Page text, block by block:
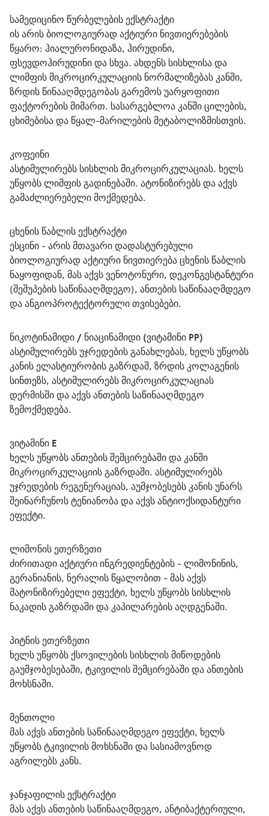
სამედიცინო წურბელების ექსტრაქტი
ის არის ბიოლოგიურად აქტიური ნივთიერებების
წყარო: ჰიალურონიდაზა, ჰირუდინი,
ფსევდოჰირუდინი და სხვა. ახდენს სისხლისა და
ლიმფის მიკროცირკულაციის ნორმალიზებას კანში,
ზრდის წინააღმდეგობას გარემოს უარყოფითი
ფაქტორების მიმართ. სასარგებლოა კანში ცილების,
ცხიმებისა და წყალ-მარილების მეტაბოლიზმისთვის.
კოფეინი
ასტიმულირებს სისხლის მიკროცირკულაციას. ხელს
უწყობს ლიმფის გადინებაში. ატონიზირებს და აქვს
გამაძლიერებელი მოქმედება.
ცხენის წაბლის ექსტრაქტი
ესცინი - არის მთავარი დადასტურებული
ბიოლოგიურად აქტიური ნივთიერება ცხენის წაბლის
ნაყოფიდან, მას აქვს ვენოტონური, დეკონგესტანტური
(შეშუპების საწინააღმდეგო), ანთების საწინააღმდეგო
და ანგიოპროტექტორული თვისებები.
ნიკოტინამიდი / ნიაცინამიდი (ვიტამინი PP)
ასტიმულირებს უჯრედების განახლებას, ხელს უწყობს
კანის ელასტიურობის გაზრდაშ, ზრდის კოლაგენის
სინთეზს, ასტიმულირებს მიკროცირკულაციას
დერმისში და აქვს ანთების საწინააღმდეგო
ზემოქმედება.
ვიტამინი Е
ხელს უწყობს ანთების შემცირებაში და კანში
მიკროცირკულაციის გაზრდაში. ასტიმულირებს
უჯრედების რეგენერაციას, აუმჯობესებს კანის უნარს
შეინარჩუნოს ტენიანობა და აქვს ანტიოქსიდანტური
ეფექტი.
ლიმონის ეთერზეთი
ძირითადი აქტიური ინგრედიენტების - ლიმონინის,
გერანიანის, ნერალის წყალობით - მას აქვს
მატონიზირებელი ეფექტი, ხელს უწყობს სისხლის
ნაკადის გაზრდაში და კაპილარების აღდგენაში.
პიტნის ეთერზეთი
ხელს უწყობს ქსოვილების სისხლის მიწოდების
გაუმჯობესებაში, ტკივილის შემცირებაში და ანთების
მოხსნაში.
მენთოლი
მას აქვს ანთების საწინააღმდეგო ეფექტი, ხელს
უწყობს ტკივილის მოხსნაში და სასიამოვნოდ
აგრილებს კანს.
ჯანჯაფილის ექსტრაქტი
მას აქვს ანთების საწინააღმდეგო, ანტიბაქტერიული,